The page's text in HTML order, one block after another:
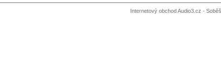
Internetový obchod Audio3.cz -